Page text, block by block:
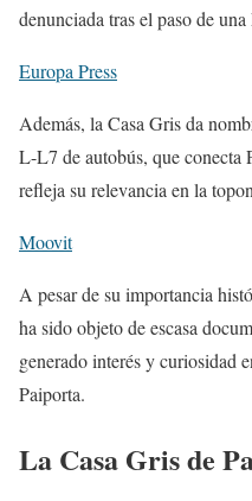
denunciada tras el paso de
Europa Press
Además, la Casa Gris da
L-L7 de autobús, que conecta
refleja su relevancia en la
Moovit
A pesar de su importancia
ha sido objeto de escasa
generado interés y curiosidad
Paiporta.
La Casa Gris de